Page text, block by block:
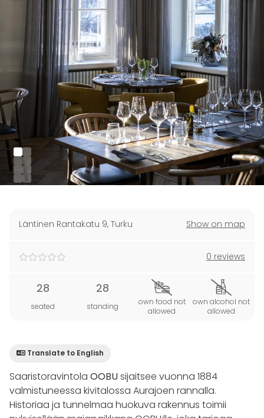
Läntinen Rantakatu 9, Turku Show on map
0 reviews
28
seated
28
standing
own food not
allowed
own alcohol not
allowed
Translate to English
Saaristoravintola OOBUsijaitsee vuonna 1884
valmistuneessa kivitalossa Aurajoen rannalla.
Historiaa ja tunnelmaa huokuva rakennus toimii